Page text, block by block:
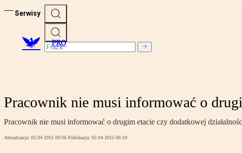
Serwisy
PRO
Pracownik nie musi informować o
Pracownik nie musi informować o drugim etacie czy dodatkowej
Aktualizacja: 02.04.2015 09:06 Publikacja: 02.04.2015 06:10